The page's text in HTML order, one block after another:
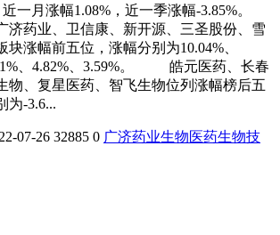
一月涨幅1.08%，近一季涨幅-3.85%。
药业、卫信康、新开源、三圣股份、雪
块涨幅前五位，涨幅分别为10.04%、
、4.82%、3.59%。 皓元医药、长春
物、复星医药、智飞生物位列涨幅榜后五
为-3.6...
07-26 32885 0 广济药业生物医药生物技